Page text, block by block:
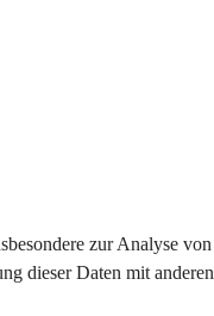
zur Analyse
dieser Daten mit